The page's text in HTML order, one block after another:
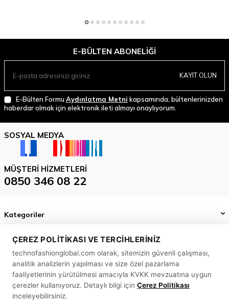
ÇEREZ POLITIKASI VE TERCIHLERINIZ
technofashionglobal.com olarak, sitemizin güvenli çalışması,
analitik analizlerin yapılması ve size özel pazarlama
faaliyetlerinin yürütülmesi amacıyla KVKK mevzuatına uygun
çerezler kullanıyoruz. Detaylı bilgi için Çerez Politikası
inceleyebilirsiniz.
E-BÜLTEN ABONELIĞI
KAYIT OLUN
E-Bülten Formu Aydınlatma Metni kapsamında, bültenlerinizden
haberdar olmak için elektronik ileti almayı onaylıyorum.
SOSYAL MEDYA
MÜŞTERI HIZMETLERI
0850 346 08 22
Kategoriler
Önemli Bilgiler
Hızlı Erişim
MASLAK MAH. BİLİM SK. SUN PLAZA NO: 5 A İÇ KAPI NO: 58
SARIYER/ İSTANBUL
0850 346 08 22